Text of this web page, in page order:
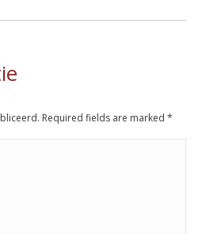
Required fields are marked *